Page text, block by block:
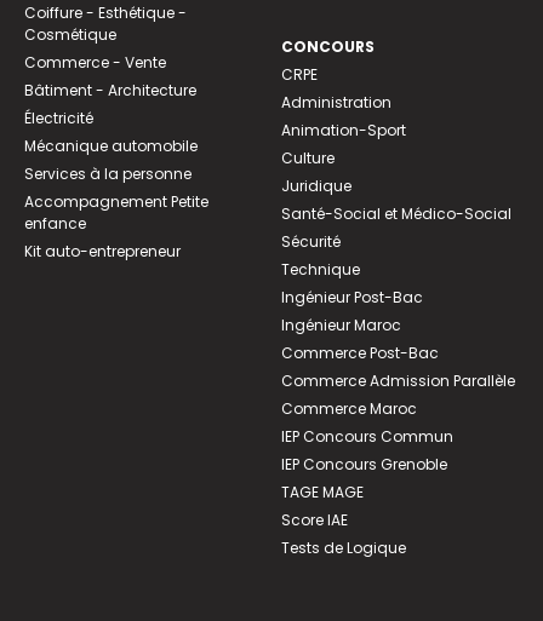
Coiffure - Esthétique -
Cosmétique
Commerce - Vente
Bâtiment - Architecture
Électricité
Mécanique automobile
Services à la personne
Accompagnement Petite
enfance
Kit auto-entrepreneur
CONCOURS
CRPE
Administration
Animation-Sport
Culture
Juridique
Santé-Social et Médico-Social
Sécurité
Technique
Ingénieur Post-Bac
Ingénieur Maroc
Commerce Post-Bac
Commerce Admission Parallèle
Commerce Maroc
IEP Concours Commun
IEP Concours Grenoble
TAGE MAGE
Score IAE
Tests de Logique